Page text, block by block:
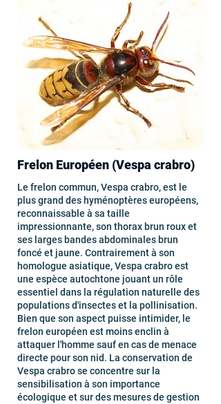
Frelon Européen (Vespa crabro)
Le frelon commun, Vespa crabro, est le
plus grand des hyménoptères européens,
reconnaissable à sa taille
impressionnante, son thorax brun roux et
ses larges bandes abdominales brun
foncé et jaune. Contrairement à son
homologue asiatique, Vespa crabro est
une espèce autochtone jouant un rôle
essentiel dans la régulation naturelle des
populations d'insectes et la pollinisation.
Bien que son aspect puisse intimider, le
frelon européen est moins enclin à
attaquer l'homme sauf en cas de menace
directe pour son nid. La conservation de
Vespa crabro se concentre sur la
sensibilisation à son importance
écologique et sur des mesures de gestion